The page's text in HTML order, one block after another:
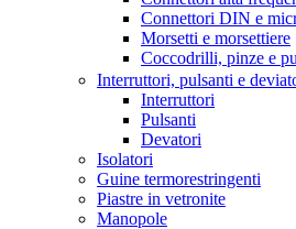
Connettori DIN e
Morsetti e morsettiere
Coccodrilli, pinze e
Interruttori, pulsanti e
Interruttori
Pulsanti
Devatori
Isolatori
Guine termorestringenti
Piastre in vetronite
Manopole